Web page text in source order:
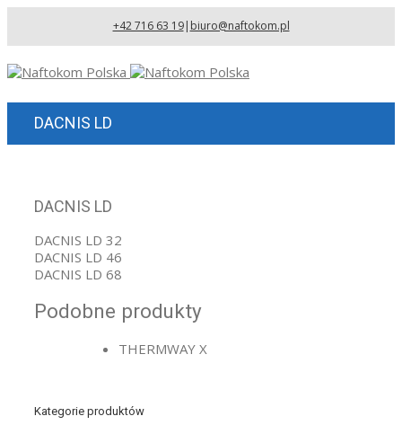
+42 716 63 19| biuro@naftokom.pl
DACNIS LD
DACNIS LD
DACNIS LD 32
DACNIS LD 46
DACNIS LD 68
Podobne produkty
THERMWAY X
Kategorie produktów